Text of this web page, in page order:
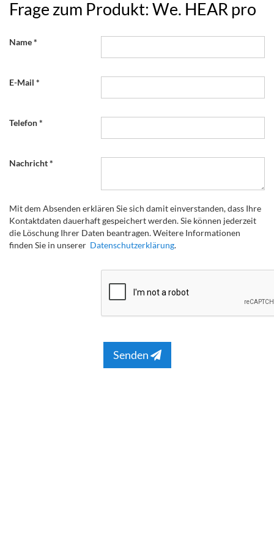
Frage zum Produkt: We. HEAR pro
Name
E-Mail
Telefon
Nachricht
Mit dem Absenden erklären Sie sich damit einverstanden, dass Ihre
Kontaktdaten dauerhaft gespeichert werden. Sie können jederzeit
die Löschung Ihrer Daten beantragen. Weitere Informationen
finden Sie in unserer Datenschutzerklärung.
Senden